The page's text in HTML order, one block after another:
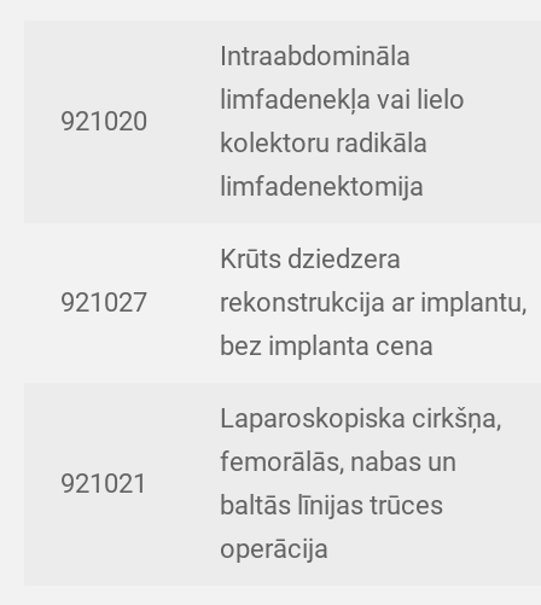
921020
Intraabdomināla
limfadenekļa vai lielo
kolektoru radikāla
limfadenektomija
921027
Krūts dziedzera
rekonstrukcija ar implantu,
bez implanta cena
921021
Laparoskopiska cirkšņa,
femorālās, nabas un
baltās līnijas trūces
operācija